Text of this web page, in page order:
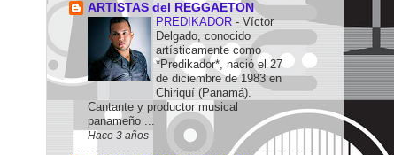
ARTISTAS del REGGAETON
PREDIKADOR - Víctor
Delgado, conocido
artísticamente como
*Predikador*, nació el 27
de diciembre de 1983 en
Chiriquí (Panamá).
Cantante y productor musical
panameño ...
Hace 3 años